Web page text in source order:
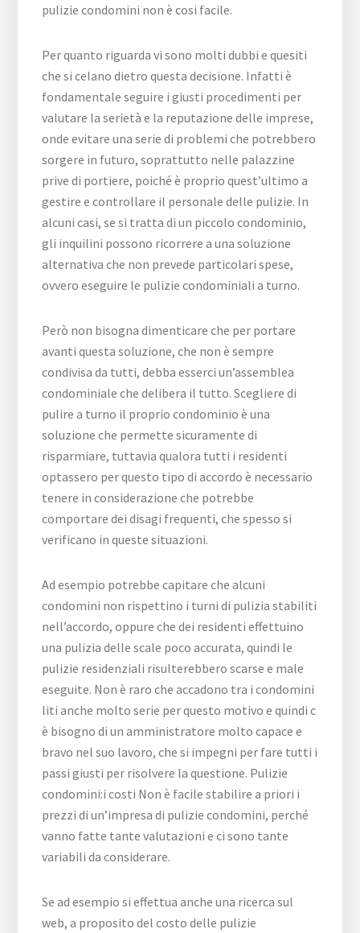
pulizie condomini non è cosi facile.
Per quanto riguarda vi sono molti dubbi e quesiti
che si celano dietro questa decisione. Infatti è
fondamentale seguire i giusti procedimenti per
valutare la serietà e la reputazione delle imprese,
onde evitare una serie di problemi che potrebbero
sorgere in futuro, soprattutto nelle palazzine
prive di portiere, poiché è proprio quest’ultimo a
gestire e controllare il personale delle pulizie. In
alcuni casi, se si tratta di un piccolo condominio,
gli inquilini possono ricorrere a una soluzione
alternativa che non prevede particolari spese,
ovvero eseguire le pulizie condominiali a turno.
Però non bisogna dimenticare che per portare
avanti questa soluzione, che non è sempre
condivisa da tutti, debba esserci un’assemblea
condominiale che delibera il tutto. Scegliere di
pulire a turno il proprio condominio è una
soluzione che permette sicuramente di
risparmiare, tuttavia qualora tutti i residenti
optassero per questo tipo di accordo è necessario
tenere in considerazione che potrebbe
comportare dei disagi frequenti, che spesso si
verificano in queste situazioni.
Ad esempio potrebbe capitare che alcuni
condomini non rispettino i turni di pulizia stabiliti
nell’accordo, oppure che dei residenti effettuino
una pulizia delle scale poco accurata, quindi le
pulizie residenziali risulterebbero scarse e male
eseguite. Non è raro che accadono tra i condomini
liti anche molto serie per questo motivo e quindi c
è bisogno di un amministratore molto capace e
bravo nel suo lavoro, che si impegni per fare tutti i
passi giusti per risolvere la questione. Pulizie
condomini:i costi Non è facile stabilire a priori i
prezzi di un’impresa di pulizie condomini, perché
vanno fatte tante valutazioni e ci sono tante
variabili da considerare.
Se ad esempio si effettua anche una ricerca sul
web, a proposito del costo delle pulizie